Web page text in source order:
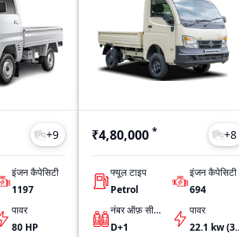
+9
इंजन कैपेसिटी
1197
पावर
80 HP
₹4,80,000 * +8
फ्यूल टाइप
Petrol
इंजन कैपेसिटी
694
नंबर ऑफ़ सीट्स
D+1
पावर
22.1 kw